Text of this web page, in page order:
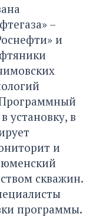
–
и
Программный
установку, в
и
скважин.
программы.